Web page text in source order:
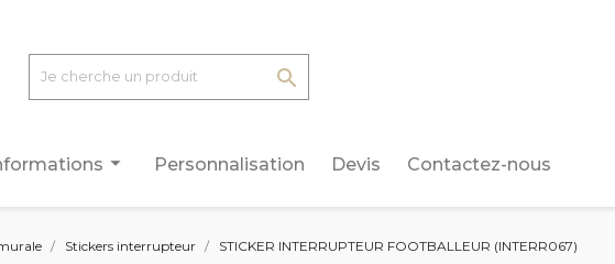

arrow_drop_down Personnalisation Devis Contactez-nous
Stickers interrupteur STICKER INTERRUPTEUR FOOTBALLEUR (INTERR067)